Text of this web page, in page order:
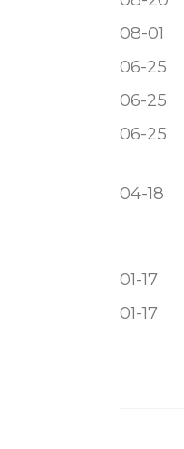
08-01
06-25
06-25
06-25
04-18
01-17
01-17